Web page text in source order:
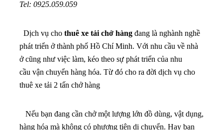
Tel: 0925.059.059
Dịch vụ cho thuê xe tải chở hàng đang là nghành nghề
phát triển ở thành phố Hồ Chí Minh. Với nhu cầu về nhà
ở cũng như việc làm, kéo theo sự phát triển của nhu
cầu vận chuyển hàng hóa. Từ đó cho ra đời dịch vụ cho
thuê xe tải 2 tấn chở hàng
Nếu bạn đang cần chở một lượng lớn đồ dùng, vật dụng,
hàng hóa mà không có phương tiện di chuyển. Hay bạn